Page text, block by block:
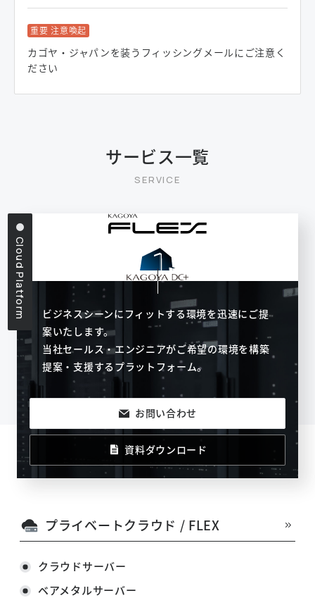
重要 注意喚起
カゴヤ・ジャパンを装うフィッシングメールにご注意く
ださい
サービス一覧
Cloud Platform
ビジネスシーンにフィットする環境を迅速にご提
案いたします。
当社セールス・エンジニアがご希望の環境を構築
提案・支援するプラットフォーム。
お問い合わせ
資料ダウンロード
プライベートクラウド / FLEX
クラウドサーバー
ベアメタルサーバー